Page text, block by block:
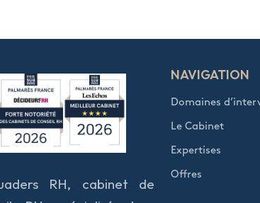
RH, cabinet de
NAVIGATION
Domaines
Le Cabinet
Expertises
Offres